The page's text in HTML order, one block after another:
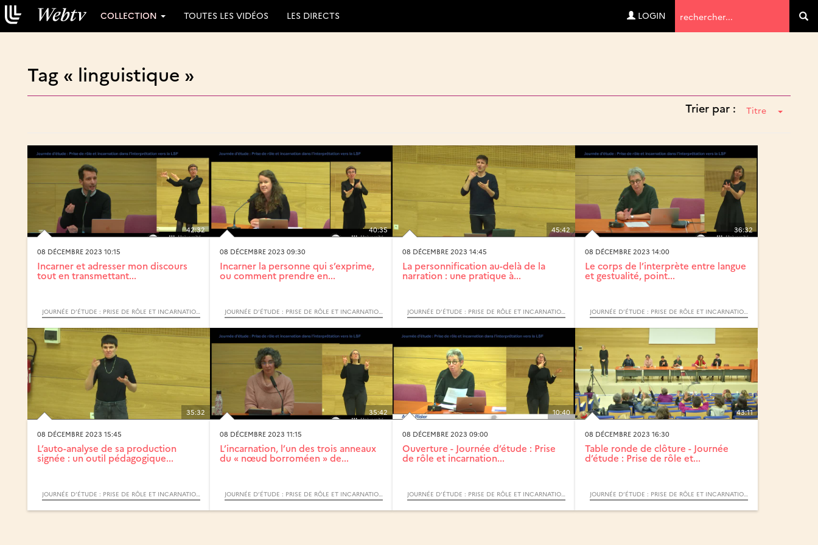
de
recherche
COLLECTION TOUTES LES VIDÉOS LES DIRECTS LOGIN
Tag « linguistique »
Trier par : Titre
42:32
08 DÉCEMBRE 2023 10:15
Incarner et adresser mon discours
tout en transmettant...
JOURNÉE D’ÉTUDE : PRISE DE RÔLE ET INCARNATION DANS L’INTERPRÉTATION VERS LA LSF
40:35
08 DÉCEMBRE 2023 09:30
Incarner la personne qui s’exprime,
ou comment prendre en...
JOURNÉE D’ÉTUDE : PRISE DE RÔLE ET INCARNATION DANS L’INTERPRÉTATION VERS LA LSF
45:42
08 DÉCEMBRE 2023 14:45
La personnification au-delà de la
narration : une pratique à...
JOURNÉE D’ÉTUDE : PRISE DE RÔLE ET INCARNATION DANS L’INTERPRÉTATION VERS LA LSF
36:32
08 DÉCEMBRE 2023 14:00
Le corps de l’interprète entre langue
et gestualité, point...
JOURNÉE D’ÉTUDE : PRISE DE RÔLE ET INCARNATION DANS L’INTERPRÉTATION VERS LA LSF
35:32
08 DÉCEMBRE 2023 15:45
L’auto-analyse de sa production
signée : un outil pédagogique...
JOURNÉE D’ÉTUDE : PRISE DE RÔLE ET INCARNATION DANS L’INTERPRÉTATION VERS LA LSF
35:42
08 DÉCEMBRE 2023 11:15
L’incarnation, l’un des trois anneaux
du « nœud borroméen » de...
JOURNÉE D’ÉTUDE : PRISE DE RÔLE ET INCARNATION DANS L’INTERPRÉTATION VERS LA LSF
10:40
08 DÉCEMBRE 2023 09:00
Ouverture - Journée d’étude : Prise
de rôle et incarnation...
JOURNÉE D’ÉTUDE : PRISE DE RÔLE ET INCARNATION DANS L’INTERPRÉTATION VERS LA LSF
43:11
08 DÉCEMBRE 2023 16:30
Table ronde de clôture - Journée
d’étude : Prise de rôle et...
JOURNÉE D’ÉTUDE : PRISE DE RÔLE ET INCARNATION DANS L’INTERPRÉTATION VERS LA LSF